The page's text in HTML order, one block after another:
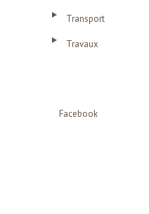
Transport
Travaux
Facebook